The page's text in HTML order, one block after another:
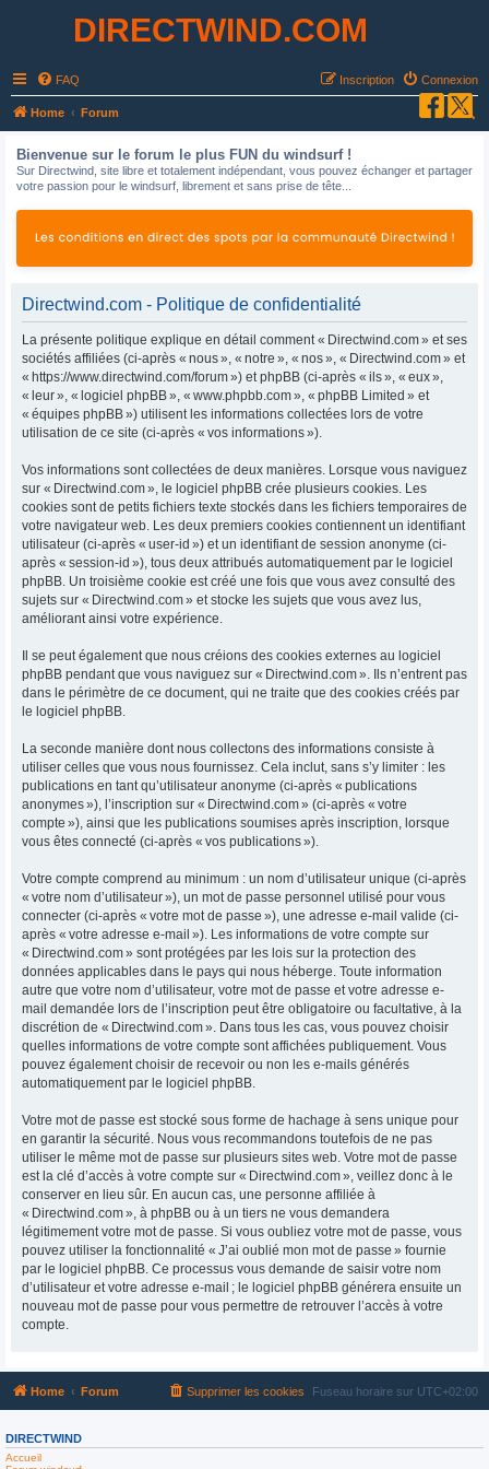
DIRECTWIND.COM
FAQ Connexion
Inscription
Home Forum
Bienvenue sur le forum le plus FUN du windsurf !
Sur Directwind, site libre et totalement indépendant, vous pouvez échanger et partager
votre passion pour le windsurf, librement et sans prise de tête...
Directwind.com - Politique de confidentialité
La présente politique explique en détail comment « Directwind.com » et ses
sociétés affiliées (ci-après « nous », « notre », « nos », « Directwind.com » et
« https://www.directwind.com/forum ») et phpBB (ci-après « ils », « eux »,
« leur », « logiciel phpBB », « www.phpbb.com », « phpBB Limited » et
« équipes phpBB ») utilisent les informations collectées lors de votre
utilisation de ce site (ci-après « vos informations »).
Vos informations sont collectées de deux manières. Lorsque vous naviguez
sur « Directwind.com », le logiciel phpBB crée plusieurs cookies. Les
cookies sont de petits fichiers texte stockés dans les fichiers temporaires de
votre navigateur web. Les deux premiers cookies contiennent un identifiant
utilisateur (ci-après « user-id ») et un identifiant de session anonyme (ci-
après « session-id »), tous deux attribués automatiquement par le logiciel
phpBB. Un troisième cookie est créé une fois que vous avez consulté des
sujets sur « Directwind.com » et stocke les sujets que vous avez lus,
améliorant ainsi votre expérience.
Il se peut également que nous créions des cookies externes au logiciel
phpBB pendant que vous naviguez sur « Directwind.com ». Ils n’entrent pas
dans le périmètre de ce document, qui ne traite que des cookies créés par
le logiciel phpBB.
La seconde manière dont nous collectons des informations consiste à
utiliser celles que vous nous fournissez. Cela inclut, sans s’y limiter : les
publications en tant qu’utilisateur anonyme (ci-après « publications
anonymes »), l’inscription sur « Directwind.com » (ci-après « votre
compte »), ainsi que les publications soumises après inscription, lorsque
vous êtes connecté (ci-après « vos publications »).
Votre compte comprend au minimum : un nom d’utilisateur unique (ci-après
« votre nom d’utilisateur »), un mot de passe personnel utilisé pour vous
connecter (ci-après « votre mot de passe »), une adresse e-mail valide (ci-
après « votre adresse e-mail »). Les informations de votre compte sur
« Directwind.com » sont protégées par les lois sur la protection des
données applicables dans le pays qui nous héberge. Toute information
autre que votre nom d’utilisateur, votre mot de passe et votre adresse e-
mail demandée lors de l’inscription peut être obligatoire ou facultative, à la
discrétion de « Directwind.com ». Dans tous les cas, vous pouvez choisir
quelles informations de votre compte sont affichées publiquement. Vous
pouvez également choisir de recevoir ou non les e-mails générés
automatiquement par le logiciel phpBB.
Votre mot de passe est stocké sous forme de hachage à sens unique pour
en garantir la sécurité. Nous vous recommandons toutefois de ne pas
utiliser le même mot de passe sur plusieurs sites web. Votre mot de passe
est la clé d’accès à votre compte sur « Directwind.com », veillez donc à le
conserver en lieu sûr. En aucun cas, une personne affiliée à
« Directwind.com », à phpBB ou à un tiers ne vous demandera
légitimement votre mot de passe. Si vous oubliez votre mot de passe, vous
pouvez utiliser la fonctionnalité « J’ai oublié mon mot de passe » fournie
par le logiciel phpBB. Ce processus vous demande de saisir votre nom
d’utilisateur et votre adresse e-mail ; le logiciel phpBB générera ensuite un
nouveau mot de passe pour vous permettre de retrouver l’accès à votre
compte.
Home Forum Fuseau horaire sur UTC+02:00
Supprimer les cookies
DIRECTWIND
Accueil